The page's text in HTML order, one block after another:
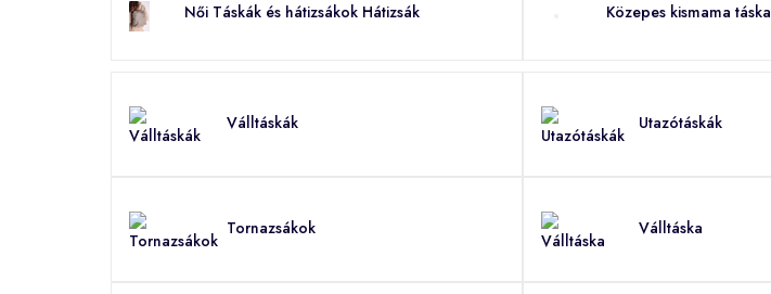
Női Táskák és hátizsákok Hátizsák Közepes kismama táska
Válltáskák Utazótáskák
Tornazsákok Válltáska